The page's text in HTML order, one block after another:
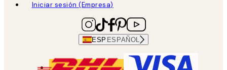
Iniciar sesión (Empresa)
ESP ESPAÑOL